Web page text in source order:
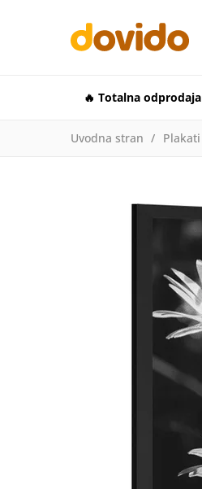
🔥 Totalna odprodaja
Uvodna stran Plakati